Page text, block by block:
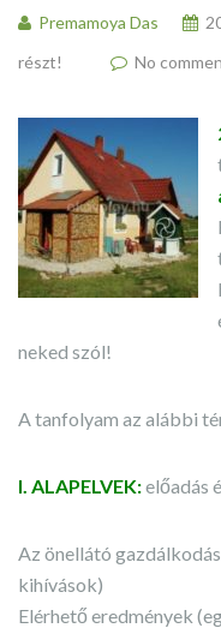
Premamoya Das
részt!
No
neked szól!
A tanfolyam az alábbi
I. ALAPELVEK:előadás
Az önellátó
kihívások)
Elérhető eredmények